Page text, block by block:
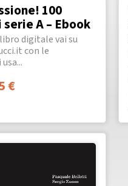
100
A – Ebook
digitale vai su
con le
€